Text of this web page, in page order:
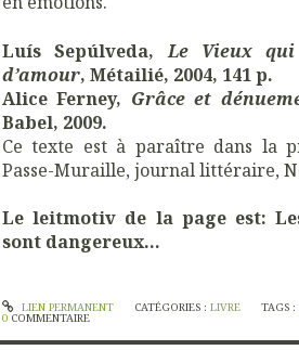
Luís Sepúlveda,Le Vieux
d’amour, Métailié, 2004, 141 p.
Alice Ferney, Grâce et
Babel, 2009.
Ce texte est à paraître dans la
Passe-Muraille, journal littéraire,
Le leitmotiv de la page est:
sont dangereux...
LIEN PERMANENT CATÉGORIES : LIVRE TAGS :
0 COMMENTAIRE